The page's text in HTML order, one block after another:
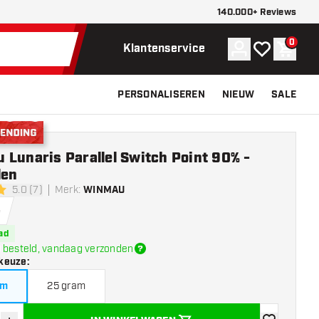
140.000+ Reviews
Klantenservice Account
Mijn 0
PERSONALISEREN NIEUW SALE
5.0 (7) Merk: WINMAU
Lunaris Parallel Switch Point 90% -
vandaag verzonden
:
25 gram